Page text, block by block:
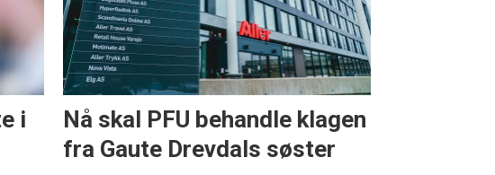
i
Nå skal PFU behandle klagen
fra Gaute Drevdals søster